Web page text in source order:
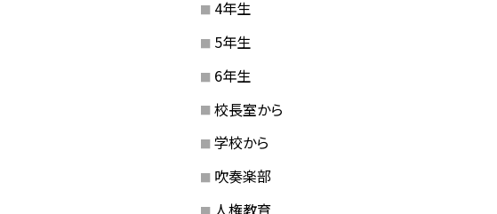
4年生
5年生
6年生
校長室から
学校から
吹奏楽部
人権教育